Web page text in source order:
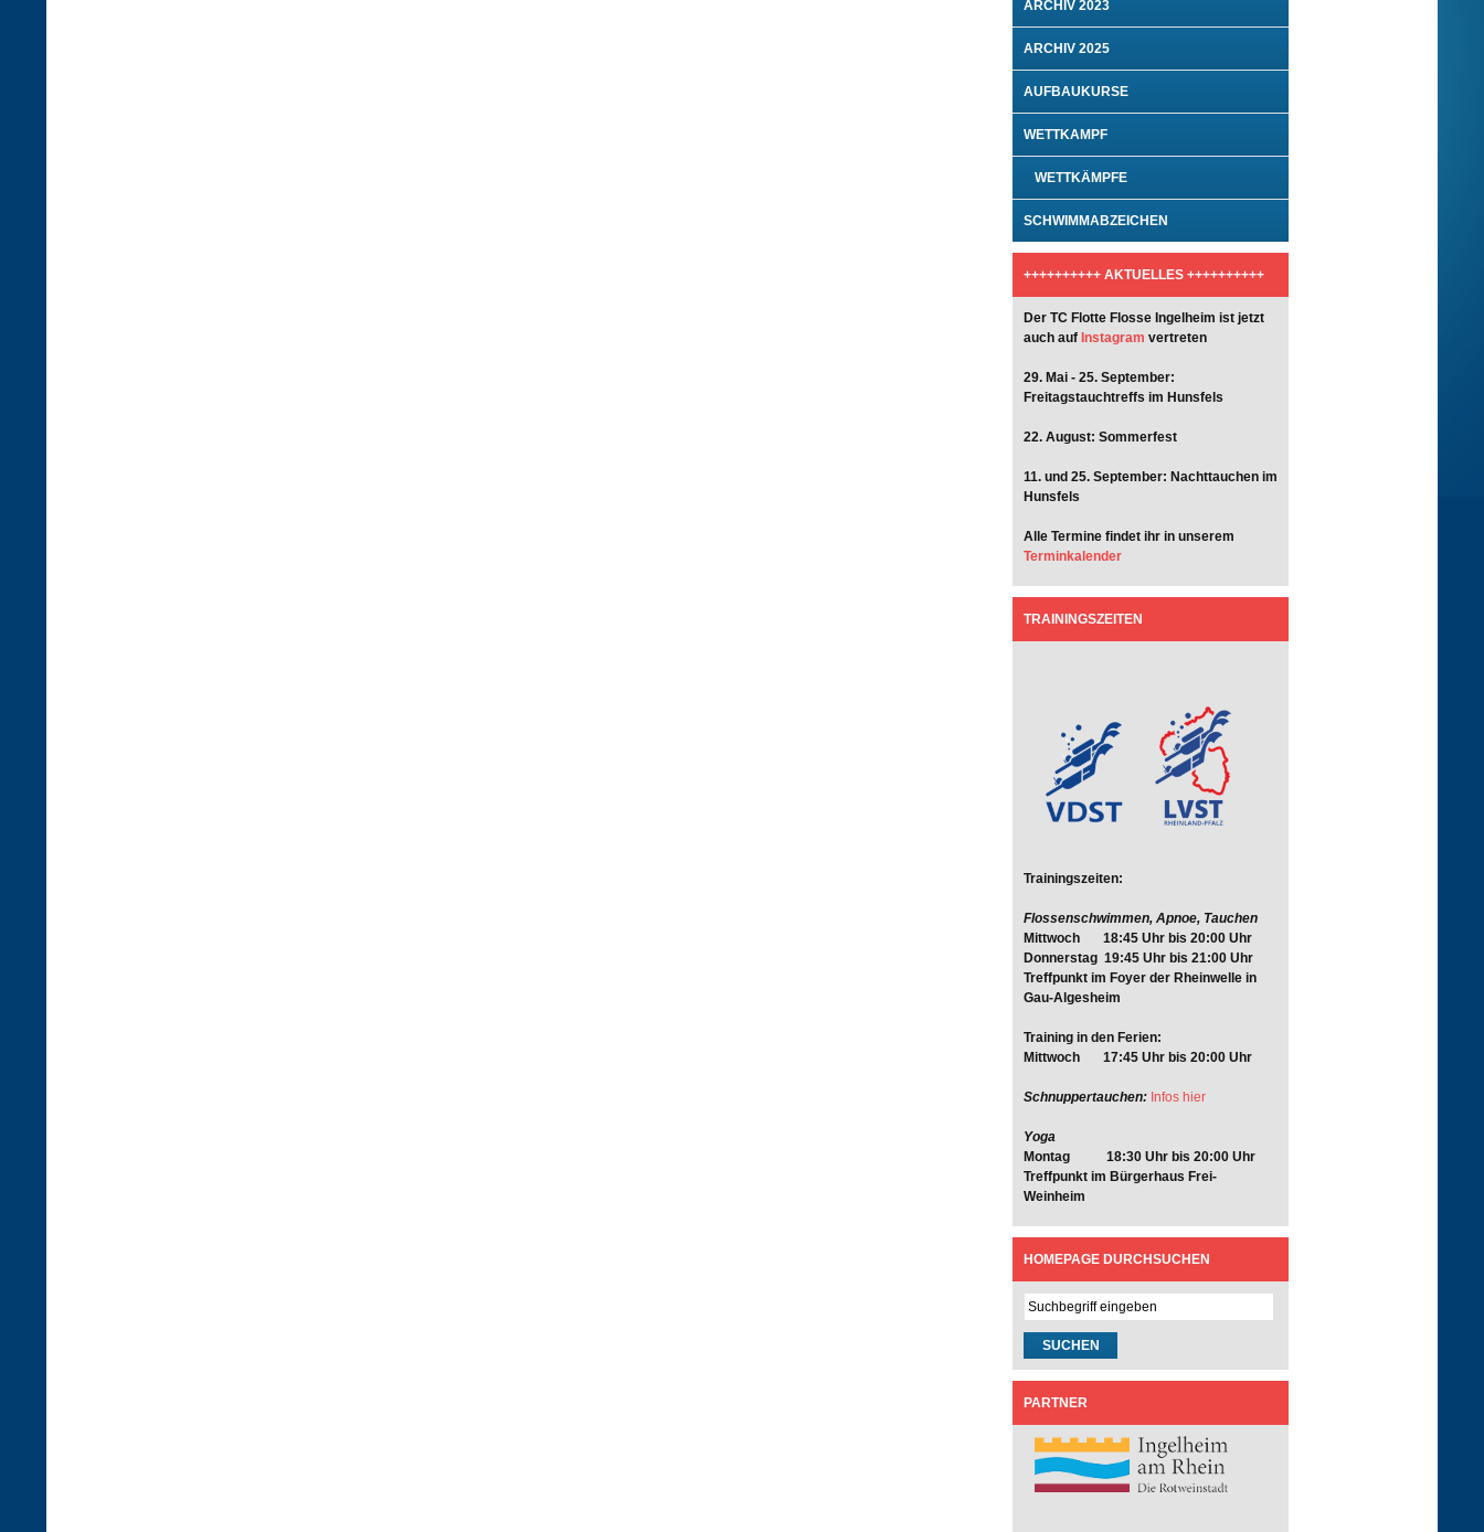
ARCHIV 2023
ARCHIV 2025
AUFBAUKURSE
WETTKAMPF
WETTKÄMPFE
SCHWIMMABZEICHEN
++++++++++ AKTUELLES ++++++++++
Der TC Flotte Flosse Ingelheim ist jetzt
auch auf Instagram vertreten
29. Mai - 25. September:
Freitagstauchtreffs im Hunsfels
22. August: Sommerfest
11. und 25. September: Nachttauchen im
Hunsfels
Alle Termine findet ihr in unserem
Terminkalender
TRAININGSZEITEN
Trainingszeiten:
Flossenschwimmen, Apnoe, Tauchen
Mittwoch 18:45 Uhr bis 20:00 Uhr
Donnerstag 19:45 Uhr bis 21:00 Uhr
Treffpunkt im Foyer der Rheinwelle in
Gau-Algesheim
Training in den Ferien:
Mittwoch 17:45 Uhr bis 20:00 Uhr
Schnuppertauchen: Infos hier
Yoga
Montag 18:30 Uhr bis 20:00 Uhr
Treffpunkt im Bürgerhaus Frei-
Weinheim
HOMEPAGE DURCHSUCHEN
PARTNER